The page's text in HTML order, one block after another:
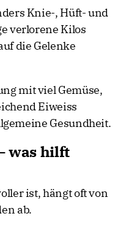
Knie-, Hüft- und
verlorene Kilos
die Gelenke
mit viel Gemüse,
Eiweiss
Gesundheit.
was hilft
ist, hängt oft von
ab.